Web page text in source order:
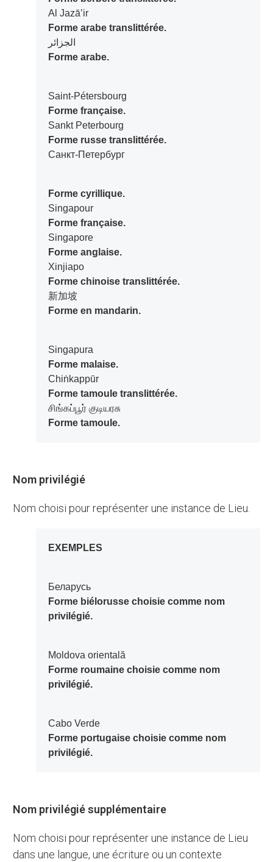
Al Jazā’ir
Forme arabe translittérée.
الجزائر
Forme arabe.
Saint-Pétersbourg
Forme française.
Sankt Peterbourg
Forme russe translittérée.
Санкт-Петербург
Forme cyrillique.
Singapour
Forme française.
Singapore
Forme anglaise.
Xinjiapo
Forme chinoise translittérée.
新加坡
Forme en mandarin.
Singapura
Forme malaise.
Chiṅkappūr
Forme tamoule translittérée.
சிங்கப்பூர் குடியரசு
Forme tamoule.
Nom privilégié
Nom choisi pour représenter une instance de Lieu.
EXEMPLES
Беларусь
Forme biélorusse choisie comme nom
privilégié.
Moldova orientală
Forme roumaine choisie comme nom
privilégié.
Cabo Verde
Forme portugaise choisie comme nom
privilégié.
Nom privilégié supplémentaire
Nom choisi pour représenter une instance de Lieu
dans une langue, une écriture ou un contexte